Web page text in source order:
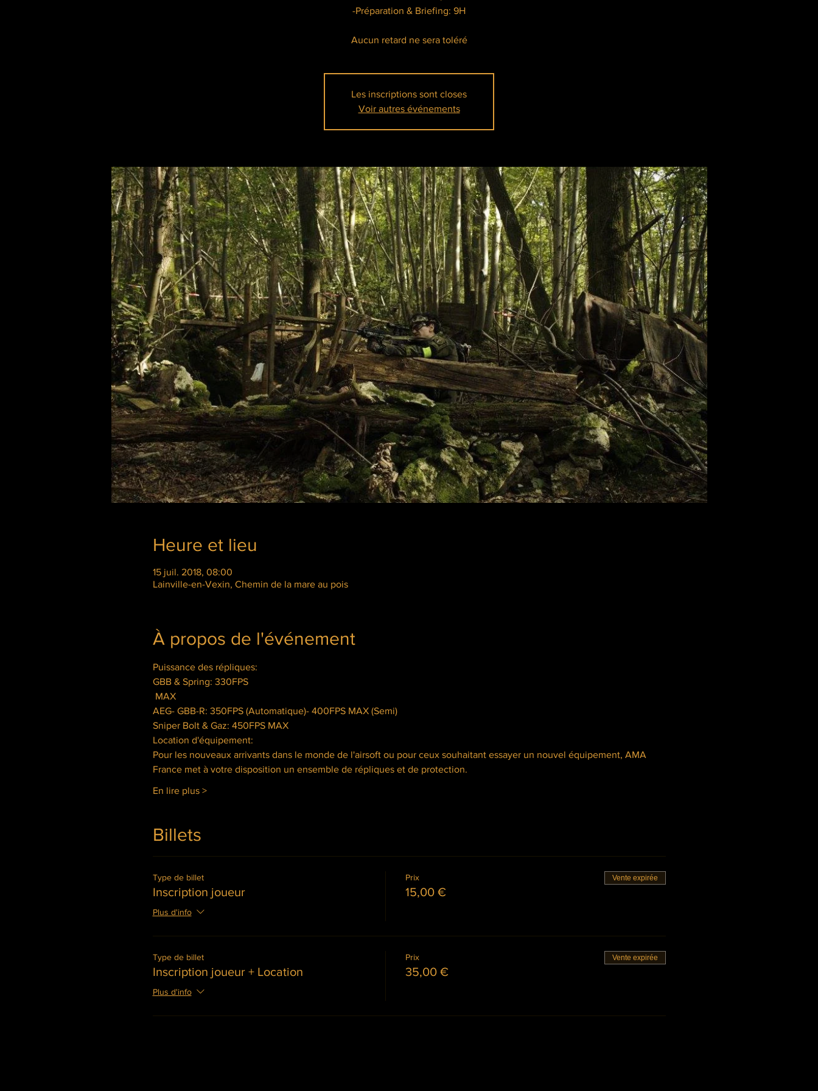
-Préparation & Briefing: 9H
Aucun retard ne sera toléré
Les inscriptions sont closes
Voir autres événements
Heure et lieu
15 juil. 2018, 08:00
Lainville-en-Vexin, Chemin de la mare au pois
À propos de l'événement
GBB & Spring: 330FPS
MAX
AEG- GBB-R: 350FPS (Automatique)- 400FPS MAX (Semi)
Sniper Bolt & Gaz: 450FPS MAX
Location d'équipement:
Pour les nouveaux arrivants dans le monde de l'airsoft ou pour ceux souhaitant essayer un nouvel équipement, AMA
France met à votre disposition un ensemble de répliques et de protection.
En lire plus >
Billets
Type de billet
Inscription joueur
Plus d'info
Prix
15,00 €
Vente expirée
Type de billet
Inscription joueur + Location
Plus d'info
Prix
35,00 €
Vente expirée